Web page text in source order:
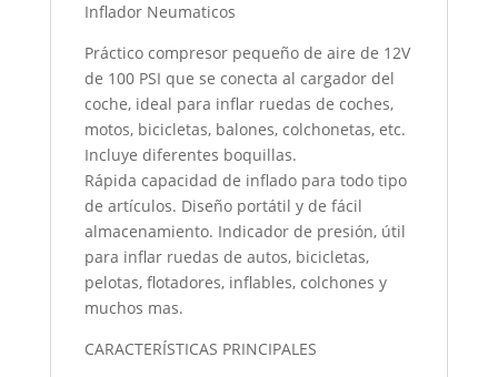
Inflador Neumaticos
Práctico compresor pequeño de aire de 12V
de 100 PSI que se conecta al cargador del
coche, ideal para inflar ruedas de coches,
motos, bicicletas, balones, colchonetas, etc.
Incluye diferentes boquillas.
Rápida capacidad de inflado para todo tipo
de artículos. Diseño portátil y de fácil
almacenamiento. Indicador de presión, útil
para inflar ruedas de autos, bicicletas,
pelotas, flotadores, inflables, colchones y
muchos mas.
CARACTERÍSTICAS PRINCIPALES